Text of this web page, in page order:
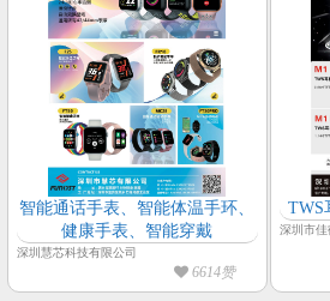
智能通话手表、智能体温手环、
健康手表、智能穿戴
深圳慧芯科技有限公司
6614赞
TWS
深圳市佳